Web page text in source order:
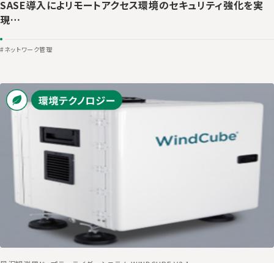
SASE導入によリモートアクセス環境のセキュリティ強化を実
現…
#ネットワーク管理